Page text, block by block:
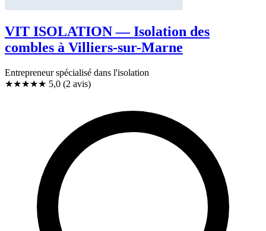
VIT ISOLATION — Isolation des
combles à Villiers-sur-Marne
Entrepreneur spécialisé dans l'isolation
★★★★★ 5,0 (2 avis)